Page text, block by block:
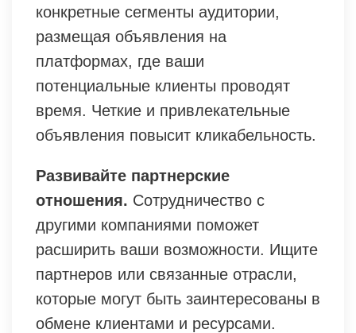
конкретные сегменты аудитории,
размещая объявления на
платформах, где ваши
потенциальные клиенты проводят
время. Четкие и привлекательные
объявления повысит кликабельность.
Развивайте партнерские
отношения. Сотрудничество с
другими компаниями поможет
расширить ваши возможности. Ищите
партнеров или связанные отрасли,
которые могут быть заинтересованы в
обмене клиентами и ресурсами.